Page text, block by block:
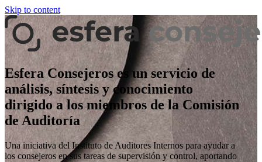
Skip to content
Esfera Consejeros es un servicio de
análisis, síntesis y conocimiento
dirigido a los miembros de la Comisión
de Auditoría
Una iniciativa del Instituto de Auditores Internos para ayudar a
los consejeros en sus tareas de supervisión y control, aportando